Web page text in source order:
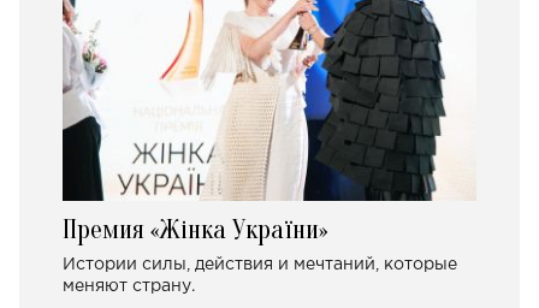
Премия «Жінка України»
Истории силы, действия и мечтаний, которые
меняют страну.